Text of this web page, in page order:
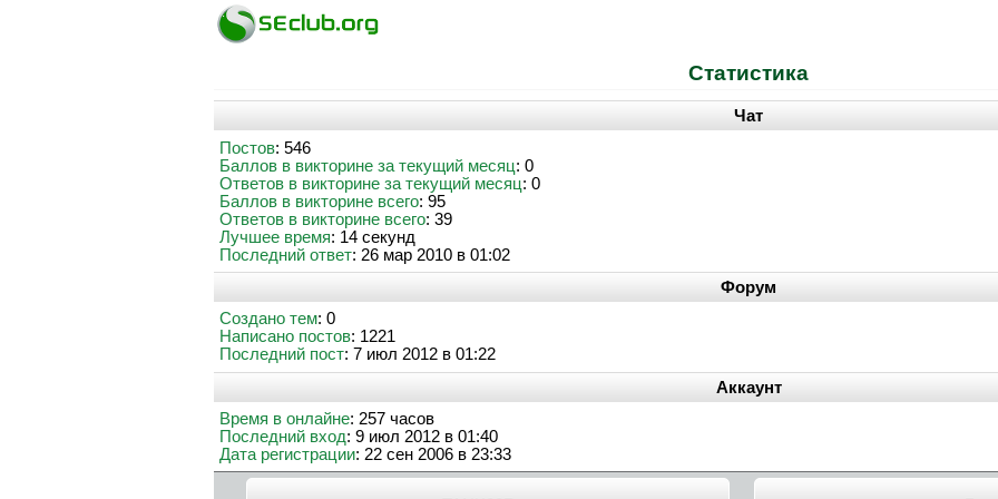
Статистика
Чат
Постов: 546
Баллов в викторине за текущий месяц: 0
Ответов в викторине за текущий месяц: 0
Баллов в викторине всего: 95
Ответов в викторине всего: 39
Лучшее время: 14 секунд
Последний ответ: 26 мар 2010 в 01:02
Форум
Создано тем: 0
Написано постов: 1221
Последний пост: 7 июл 2012 в 01:22
Аккаунт
Время в онлайне: 257 часов
Последний вход: 9 июл 2012 в 01:40
Дата регистрации: 22 сен 2006 в 23:33